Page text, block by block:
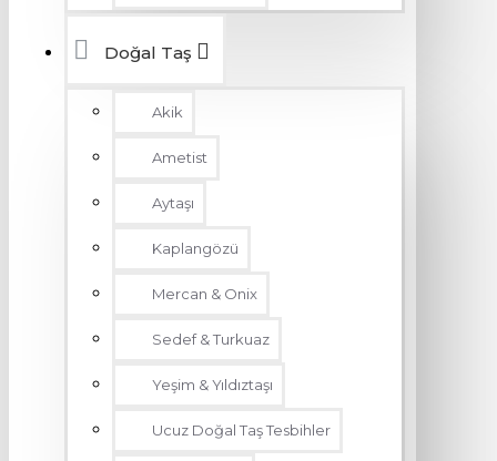
Doğal Taş
Akik
Ametist
Aytaşı
Kaplangözü
Mercan & Onix
Sedef & Turkuaz
Yeşim & Yıldıztaşı
Ucuz Doğal Taş Tesbihler